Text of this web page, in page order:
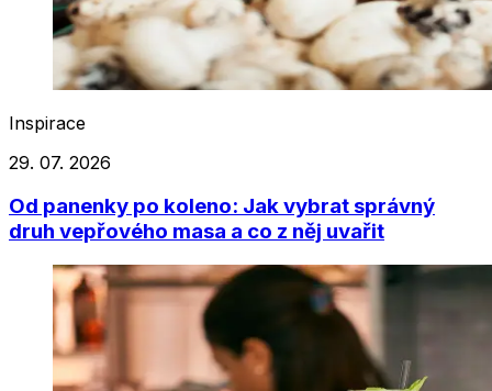
Inspirace
29. 07. 2026
Od panenky po koleno: Jak vybrat správný
druh vepřového masa a co z něj uvařit